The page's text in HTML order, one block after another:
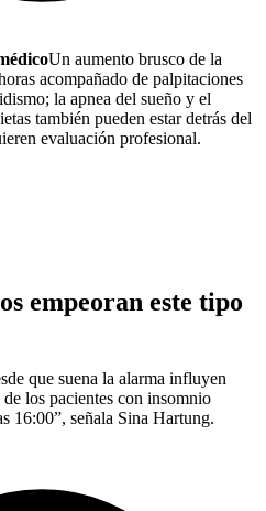
Un aumento brusco de la
acompañado de palpitaciones
la apnea del sueño y el
también pueden estar detrás del
evaluación profesional.
empeoran este tipo
que suena la alarma influyen
los pacientes con insomnio
16:00”, señala Sina Hartung.